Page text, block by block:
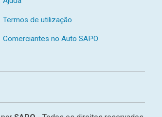
Termos de utilização
Comerciantes no Auto SAPO